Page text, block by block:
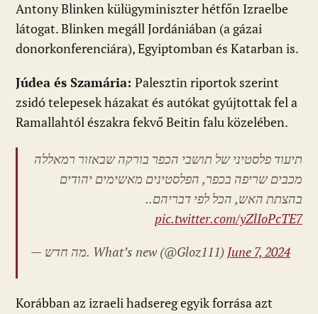
Antony Blinken külügyminiszter hétfőn Izraelbe
látogat. Blinken megáll Jordániában (a gázai
donorkonferenciára), Egyiptomban és Katarban is.
Júdea és Szamária: Palesztin riportok szerint
zsidó telepesek házakat és autókat gyújtottak fel a
Ramallahtól északra fekvő Beitin falu közelében.
תיעוד פלסטיני של תושבי הכפר בורקה שבאזור רמאללה
מכבים שריפה בכפר, הפלסטינים מאשימים יהודים
בהצתת האש, הכל לפי דבריהם..
pic.twitter.com/yZlIoPcTE7
— מה חדש. What’s new(@Gloz111) June 7, 2024
Korábban az izraeli hadsereg egyik forrása azt